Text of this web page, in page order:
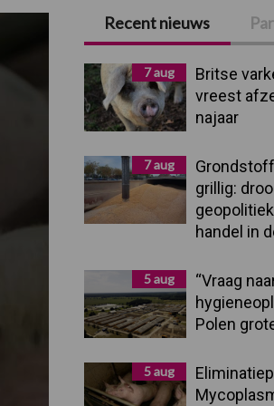
Primaire
Sidebar
Recent nieuws
7 aug
Britse
vreest
najaar
7 aug
grillig:
handel in
5 aug
“Vraag
Polen
5 aug